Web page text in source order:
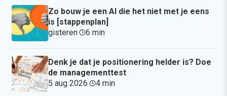
Zo bouw je een AI die het niet met je eens
is [stappenplan]
gisteren· 6 min·
Denk je dat je positionering helder is? Doe
de managementtest
5 aug 2026· 4 min·